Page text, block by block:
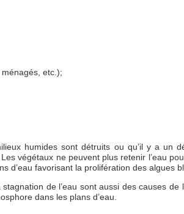
etc.);
humides sont détruits ou qu’il y a un
végétaux ne peuvent plus retenir l’eau
d’eau favorisant la prolifération des algues
de l’eau sont aussi des causes
dans les plans d’eau.